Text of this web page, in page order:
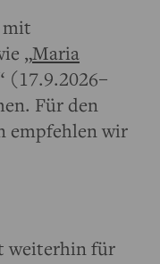
mit
„Maria
(17.9.2026–
Für den
empfehlen wir
weiterhin für